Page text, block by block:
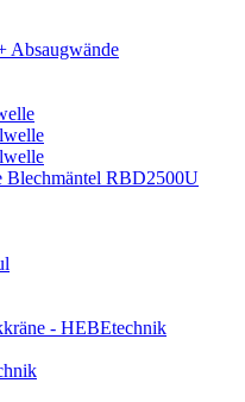
Absaugwände
Blechmäntel RBD2500U
- HEBEtechnik